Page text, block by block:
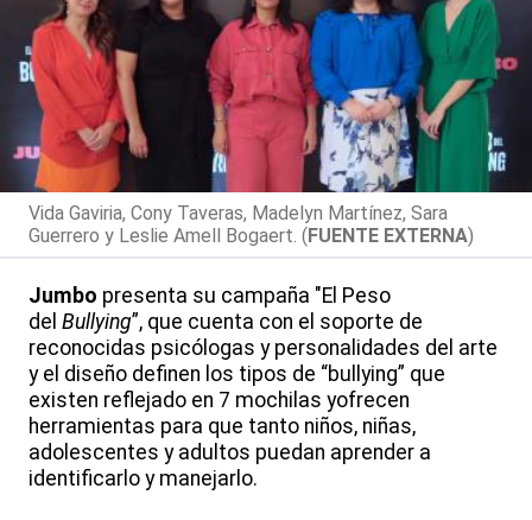
Vida Gaviria, Cony Taveras, Madelyn Martínez, Sara
Guerrero y Leslie Amell Bogaert. (FUENTE EXTERNA)
Jumbo presenta su campaña "El Peso
del Bullying”, que cuenta con el soporte de
reconocidas psicólogas y personalidades del arte
y el diseño definen los tipos de “bullying” que
existen reflejado en 7 mochilas yofrecen
herramientas para que tanto niños, niñas,
adolescentes y adultos puedan aprender a
identificarlo y manejarlo.